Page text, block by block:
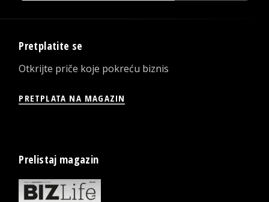
Pretplatite se
Otkrijte priče koje pokreću biznis
PRETPLATA NA MAGAZIN
Prelistaj magazin